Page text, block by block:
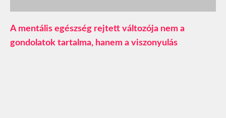
A mentális egészség rejtett változója nem a
gondolatok tartalma, hanem a viszonyulás